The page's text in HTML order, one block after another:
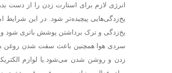
انرژی لازم برای استارت زدن را از دست
یخ‌زدگی‌هایی پیچیده‌تر شود. در این شرایط
یخ‌زدگی و ترک برداشتن پوشش باتری شود
سردی هوا همچنین باعث سفت شدن روغن
زدن و روشن شدن می‌شود.یا لوازم